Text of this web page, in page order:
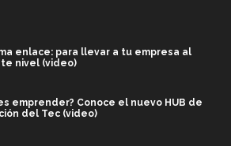
enlace: para llevar a tu empresa al
nivel (video)
emprender? Conoce el nuevo HUB de
del Tec (video)